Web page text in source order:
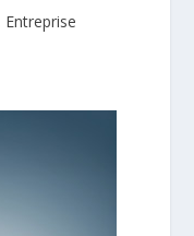
Entreprise